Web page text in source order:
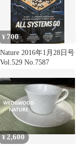
¥ 700
Nature 2016年1月28日号
Vol.529 No.7587
¥2,600